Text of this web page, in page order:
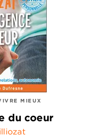
MIEUX
du coeur